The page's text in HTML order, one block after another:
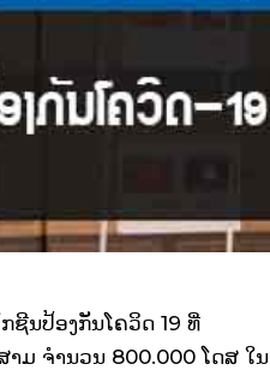
ຊີນປ້ອງກັນໂຄວິດ 19 ທີ່
ມ ຈໍານວນ 800.000 ໂດສ ໃນ